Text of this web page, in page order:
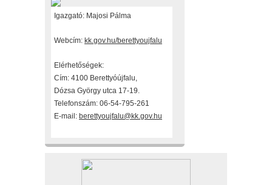
Igazgató: Majosi Pálma
Webcím: kk.gov.hu/berettyoujfalu
Elérhetőségek:
Cím: 4100 Berettyóújfalu,
Dózsa György utca 17-19.
Telefonszám: 06-54-795-261
E-mail: berettyoujfalu@kk.gov.hu